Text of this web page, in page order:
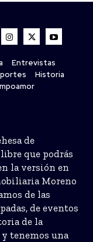
Entrevistas
Historia
de
que podrás
la versión en
Moreno
de las
de eventos
de la
tenemos una